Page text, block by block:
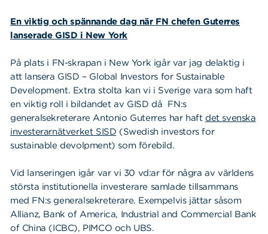
En viktig och spännande dag när FN chefen Guterres
lanserade GISD i New York
På plats i FN-skrapan i New York igår var jag delaktig i
att lansera GISD – Global Investors for Sustainable
Development. Extra stolta kan vi i Sverige vara som haft
en viktig roll i bildandet av GISD då FN:s
generalsekreterare Antonio Guterres har haft det svenska
investerarnätverket SISD (Swedish investors for
sustainable devolpment) som förebild.
Vid lanseringen igår var vi 30 vd:ar för några av världens
största institutionella investerare samlade tillsammans
med FN:s generalsekreterare. Exempelvis jättar såsom
Allianz, Bank of America, Industrial and Commercial Bank
of China (ICBC), PIMCO och UBS.